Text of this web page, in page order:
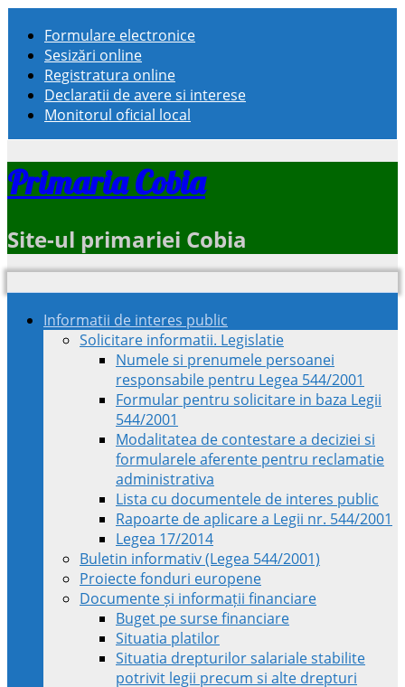
Formulare electronice
Sesizări online
Registratura online
Declaratii de avere si interese
Monitorul oficial local
Primaria Cobia
Site-ul primariei Cobia
Informatii de interes public
Solicitare informatii. Legislatie
Numele si prenumele persoanei
responsabile pentru Legea 544/2001
Formular pentru solicitare in baza Legii
544/2001
Modalitatea de contestare a deciziei si
formularele aferente pentru reclamatie
administrativa
Lista cu documentele de interes public
Rapoarte de aplicare a Legii nr. 544/2001
Legea 17/2014
Buletin informativ (Legea 544/2001)
Proiecte fonduri europene
Documente și informații financiare
Buget pe surse financiare
Situatia platilor
Situatia drepturilor salariale stabilite
potrivit legii precum si alte drepturi